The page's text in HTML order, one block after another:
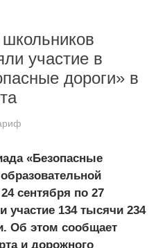
участие в
дороги» в
«Безопасные
сентября по 27
участие 134 тысячи 234
Об этом сообщает
и дорожного